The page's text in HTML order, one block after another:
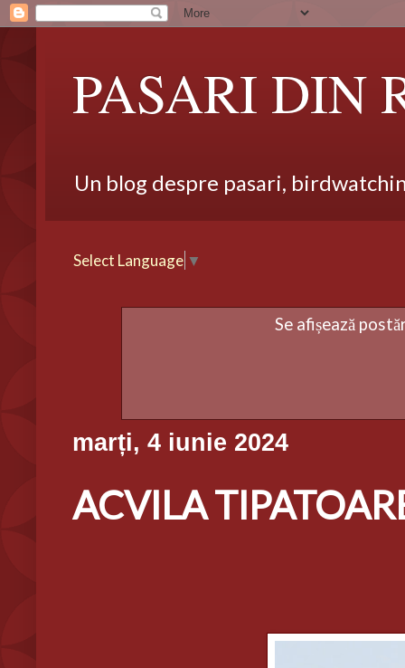
PASARI DIN
Un blog despre pasari,
Select Language ▼
Se afișează
marți, 4 iunie 2024
ACVILA